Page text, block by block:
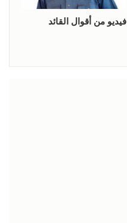
فيديو من أقوال القائد